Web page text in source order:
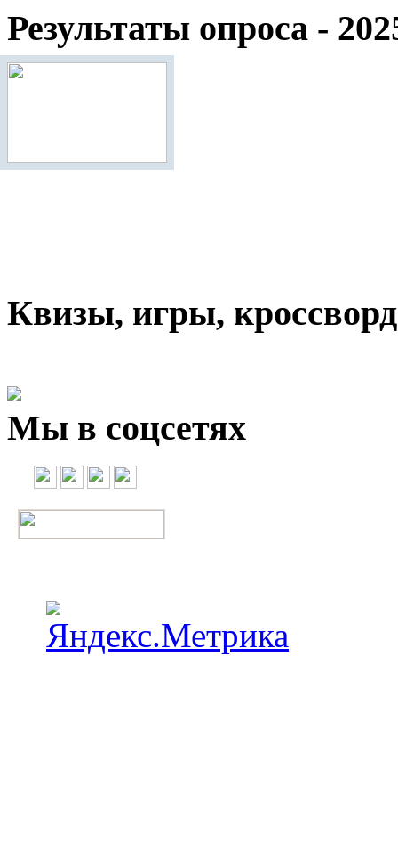
Результаты опроса -
Квизы, игры,
Мы в соцсетях